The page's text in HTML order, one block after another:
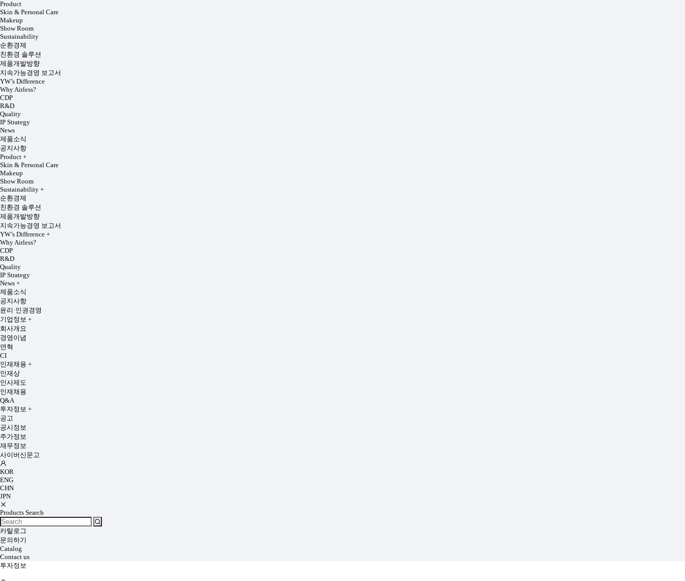
Product
Skin & Personal Care
Makeup
Show Room
Sustainability
순환경제
친환경 솔루션
제품개발방향
지속가능경영 보고서
YW’s Difference
Why Airless?
CDP
R&D
Quality
IP Strategy
News
제품소식
공지사항
Product +
Skin & Personal Care
Makeup
Show Room
Sustainability +
순환경제
친환경 솔루션
제품개발방향
지속가능경영 보고서
YW’s Difference +
Why Airless?
CDP
R&D
Quality
IP Strategy
News +
제품소식
공지사항
윤리·인권경영
기업정보 +
회사개요
경영이념
연혁
CI
인재채용 +
인재상
인사제도
인재채용
Q&A
투자정보 +
공고
공시정보
주가정보
재무정보
사이버신문고
KOR
ENG
CHN
JPN
Products Search
카탈로그
문의하기
Catalog
Contact us
투자정보